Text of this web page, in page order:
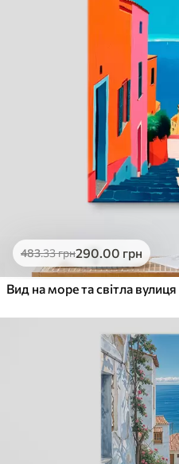
483.33грн290.00 грн
Вид на море та світла вулиця